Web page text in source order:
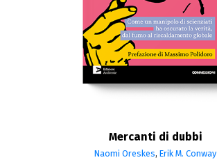
Mercanti di dubbi
Naomi Oreskes, Erik M. Conway